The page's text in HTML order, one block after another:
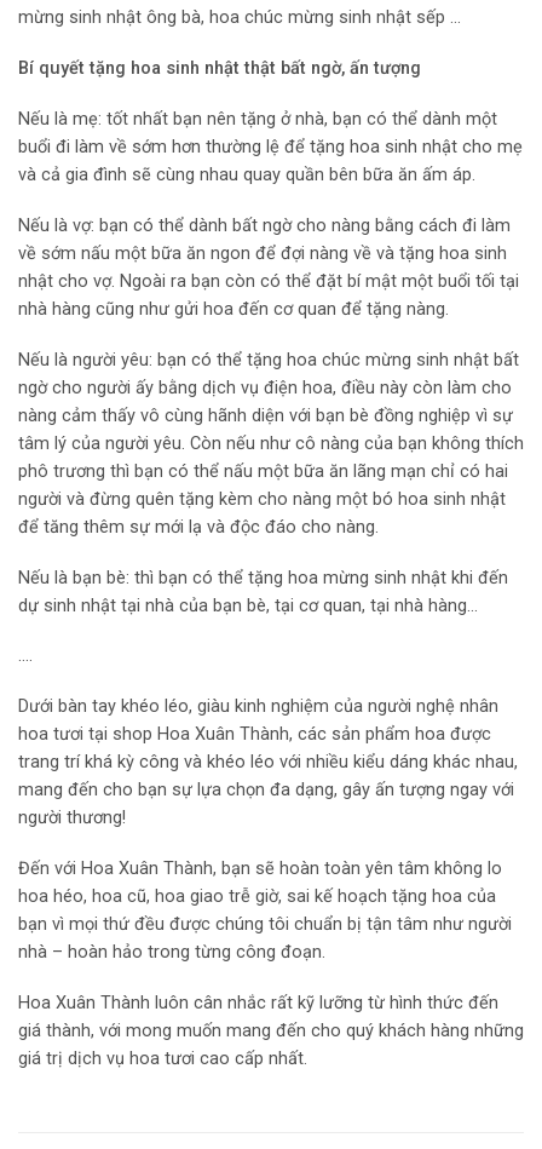
mừng sinh nhật ông bà, hoa chúc mừng sinh nhật sếp …
Bí quyết tặng hoa sinh nhật thật bất ngờ, ấn tượng
Nếu là mẹ: tốt nhất bạn nên tặng ở nhà, bạn có thể dành một
buổi đi làm về sớm hơn thường lệ để tặng hoa sinh nhật cho mẹ
và cả gia đình sẽ cùng nhau quay quần bên bữa ăn ấm áp.
Nếu là vợ: bạn có thể dành bất ngờ cho nàng bằng cách đi làm
về sớm nấu một bữa ăn ngon để đợi nàng về và tặng hoa sinh
nhật cho vợ. Ngoài ra bạn còn có thể đặt bí mật một buổi tối tại
nhà hàng cũng như gửi hoa đến cơ quan để tặng nàng.
Nếu là người yêu: bạn có thể tặng hoa chúc mừng sinh nhật bất
ngờ cho người ấy bằng dịch vụ điện hoa, điều này còn làm cho
nàng cảm thấy vô cùng hãnh diện với bạn bè đồng nghiệp vì sự
tâm lý của người yêu. Còn nếu như cô nàng của bạn không thích
phô trương thì bạn có thể nấu một bữa ăn lãng mạn chỉ có hai
người và đừng quên tặng kèm cho nàng một bó hoa sinh nhật
để tăng thêm sự mới lạ và độc đáo cho nàng.
Nếu là bạn bè: thì bạn có thể tặng hoa mừng sinh nhật khi đến
dự sinh nhật tại nhà của bạn bè, tại cơ quan, tại nhà hàng…
….
Dưới bàn tay khéo léo, giàu kinh nghiệm của người nghệ nhân
hoa tươi tại shop Hoa Xuân Thành, các sản phẩm hoa được
trang trí khá kỳ công và khéo léo với nhiều kiểu dáng khác nhau,
mang đến cho bạn sự lựa chọn đa dạng, gây ấn tượng ngay với
người thương!
Đến với Hoa Xuân Thành, bạn sẽ hoàn toàn yên tâm không lo
hoa héo, hoa cũ, hoa giao trễ giờ, sai kế hoạch tặng hoa của
bạn vì mọi thứ đều được chúng tôi chuẩn bị tận tâm như người
nhà – hoàn hảo trong từng công đoạn.
Hoa Xuân Thành luôn cân nhắc rất kỹ lưỡng từ hình thức đến
giá thành, với mong muốn mang đến cho quý khách hàng những
giá trị dịch vụ hoa tươi cao cấp nhất.